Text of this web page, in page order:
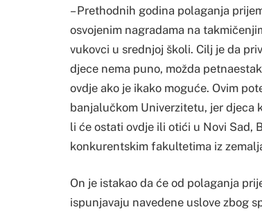
– Prethodnih godina polaganja
osvojenim nagradama na
vukovci u srednjoj školi. Cilj je da
djece nema puno, možda
ovdje ako je ikako moguće. Ovim
banjalučkom Univerzitetu, jer
li će ostati ovdje ili otići u Novi Sad,
konkurentskim fakultetima iz
On je istakao da će od polaganja
ispunjavaju navedene uslove zbog